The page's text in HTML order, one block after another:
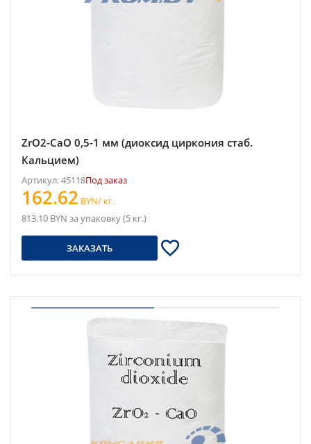
ZrO2-CaO 0,5-1 мм (диоксид циркония стаб.
Кальцием)
Артикул: 45118Под заказ
162.62 BYN/ кг.
813.10 BYN за упаковку (5 кг.)
ЗАКАЗАТЬ